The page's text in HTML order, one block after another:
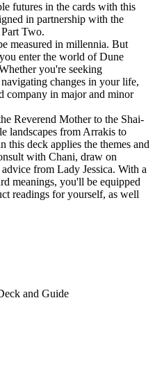
futures in the cards with this
in partnership with the
Two.
measured in millennia. But
enter the world of Dune
you're seeking
changes in your life,
company in major and minor
Reverend Mother to the Shai-
landscapes from Arrakis to
this deck applies the themes and
with Chani, draw on
from Lady Jessica. With a
meanings, you'll be equipped
readings for yourself, as well
and Guide